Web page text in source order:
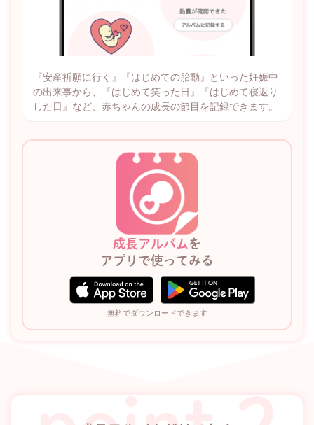
『安産祈願に行く』『はじめての胎動』といった妊娠中
の出来事から、『はじめて笑った日』『はじめて寝返り
した日』など、赤ちゃんの成長の節目を記録できます。
成長アルバム を
アプリで使ってみる
無料でダウンロードできます